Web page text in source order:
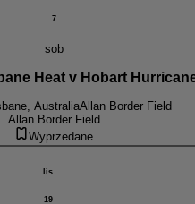
7
sob
Heat v Hobart
AustraliaAllan Border Field
Allan Border Field
Wyprzedane
lis
19